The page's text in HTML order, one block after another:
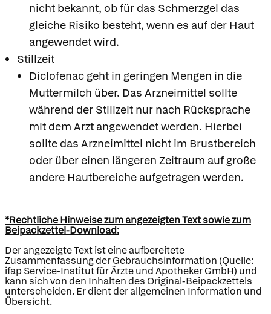
nicht bekannt, ob für das Schmerzgel das
gleiche Risiko besteht, wenn es auf der Haut
angewendet wird.
Stillzeit
Diclofenac geht in geringen Mengen in die
Muttermilch über. Das Arzneimittel sollte
während der Stillzeit nur nach Rücksprache
mit dem Arzt angewendet werden. Hierbei
sollte das Arzneimittel nicht im Brustbereich
oder über einen längeren Zeitraum auf große
andere Hautbereiche aufgetragen werden.
*Rechtliche Hinweise zum angezeigten Text sowie zum
Beipackzettel-Download:
Der angezeigte Text ist eine aufbereitete
Zusammenfassung der Gebrauchsinformation (Quelle:
ifap Service-Institut für Ärzte und Apotheker GmbH) und
kann sich von den Inhalten des Original-Beipackzettels
unterscheiden. Er dient der allgemeinen Information und
Übersicht.